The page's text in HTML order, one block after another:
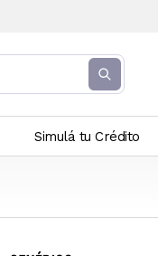
Simulá tu Crédito